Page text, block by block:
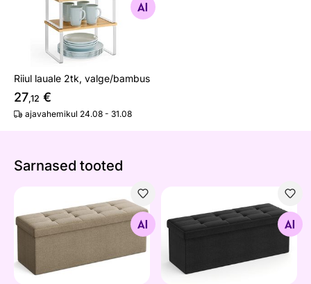
Otsi sarnaseid
Riiul lauale 2tk, valge/bambus
27,12 €
ajavahemikul 24.08 - 31.08
Sarnased tooted
Kaanega tumba
Otsi sarnaseid
Kaanega tumba, must
Otsi sarnaseid